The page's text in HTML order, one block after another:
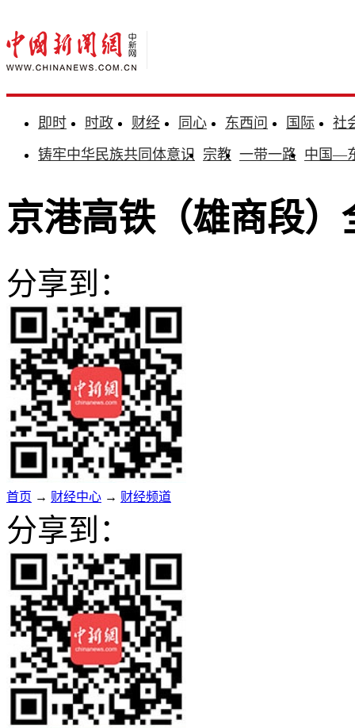
即时 时政 财经 同心 东西问 国际
社
铸牢中华民族共同体意识 宗教 一带一路 中国—
京港高铁（雄商段
分享到：
首页 → 财经中心 → 财经频道
分享到：